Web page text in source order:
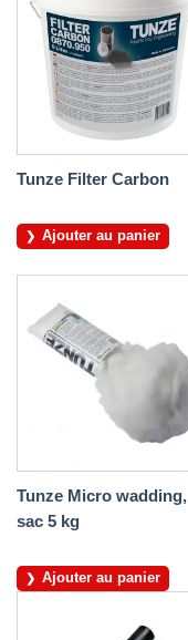
Tunze Filter Carbon
Ajouter au panier
Tunze Micro wadding,
sac 5 kg
Ajouter au panier